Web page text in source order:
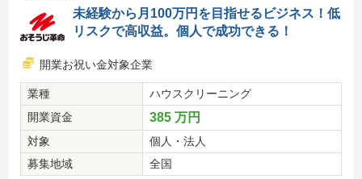
未経験から月100万円を目指せるビジネス！低
リスクで高収益。個人で成功できる！
開業お祝い金対象企業
業種
ハウスクリーニング
開業資金
385 万円
対象
個人・法人
募集地域
全国